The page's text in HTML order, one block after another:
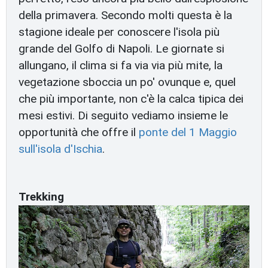
della primavera. Secondo molti questa è la
stagione ideale per conoscere l'isola più
grande del Golfo di Napoli. Le giornate si
allungano, il clima si fa via via più mite, la
vegetazione sboccia un po' ovunque e, quel
che più importante, non c'è la calca tipica dei
mesi estivi. Di seguito vediamo insieme le
opportunità che offre il ponte del 1 Maggio
sull'isola d'Ischia.
Trekking